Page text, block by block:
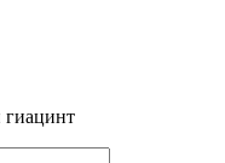
гиацинт